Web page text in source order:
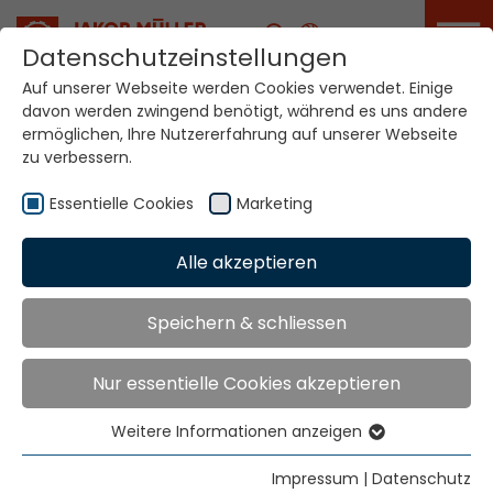
Karriere
Academy
Home Service Portal Akademie
Academy
Gut ausgebildetes Personal steigert
die Leistung des Unternehmens
Mehr wissen ist mehr wert: Nutzen Sie das
Schulungsangebot unseres
Datenschutzeinstellungen
Auf unserer Webseite werden Cookies verwendet. Einige
davon werden zwingend benötigt, während es uns andere
ermöglichen, Ihre Nutzererfahrung auf unserer Webseite
zu verbessern.
Essentielle Cookies Marketing
Alle akzeptieren
Speichern & schliessen
Nur essentielle Cookies akzeptieren
Essentielle Cookies
Essentielle Cookies werden für grundlegende
Weitere Informationen anzeigen
Impressum | Datenschutz